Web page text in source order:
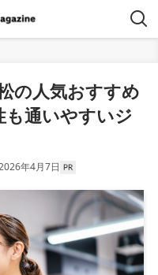
の人気おすすめ
も通いやすいジ
年4月7日